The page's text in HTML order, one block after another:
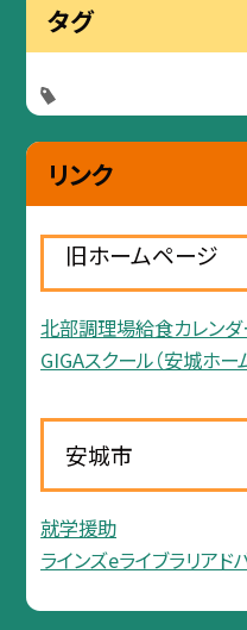
タグ
リンク
旧ホームページ
北部調理場給食カレンダ
GIGAスクール（安城ホー
安城市
就学援助
ラインズeライブラリアド